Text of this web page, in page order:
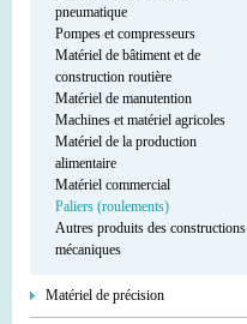
pneumatique
Pompes et compresseurs
Matériel de bâtiment et de
construction routière
Matériel de manutention
Machines et matériel agricoles
Matériel de la production
alimentaire
Matériel commercial
Paliers (roulements)
Autres produits des constructions
mécaniques
Matériel de précision